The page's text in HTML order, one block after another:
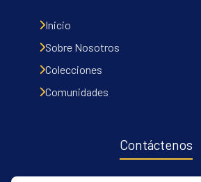
Inicio
Sobre Nosotros
Colecciones
Comunidades
Contáctenos